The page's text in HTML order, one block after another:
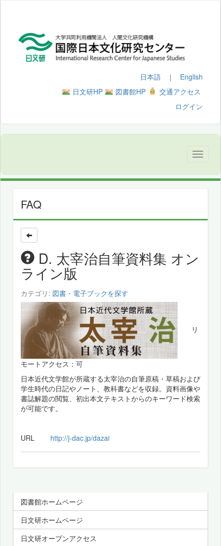
日本語 ｜ English
日文研HP
図書館HP
交通アクセス
ログイン
FAQ
D. 太宰治自筆資料集 オン
ライン版
カテゴリ: 図書・電子ブックを探す
リ
モートアクセス：可
日本近代文学館が所蔵する太宰治の自筆原稿・草稿および
学生時代の日記やノート、教科書などを収録。資料画像や
書誌解題の閲覧、初出本文テキストからのキーワード検索
が可能です。
URL http://j-dac.jp/dazai
図書館ホームページ
日文研ホームページ
日文研オープンアクセス